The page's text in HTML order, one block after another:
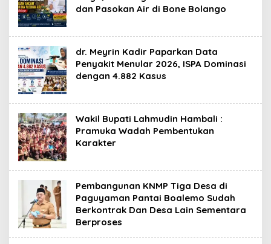
dan Pasokan Air di Bone Bolango
dr. Meyrin Kadir Paparkan Data
Penyakit Menular 2026, ISPA Dominasi
dengan 4.882 Kasus
Wakil Bupati Lahmudin Hambali :
Pramuka Wadah Pembentukan
Karakter
Pembangunan KNMP Tiga Desa di
Paguyaman Pantai Boalemo Sudah
Berkontrak Dan Desa Lain Sementara
Berproses